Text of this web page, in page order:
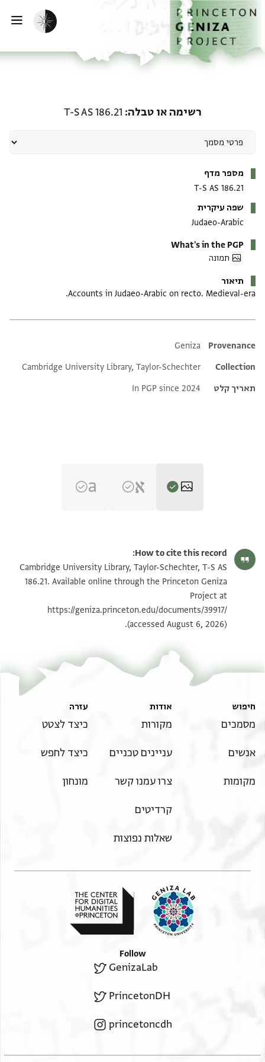
לתוכןהבית
הפעלת מצב כהה
רשימה או טבלה T-S AS 186.21
מספר מדף
T-S AS 186.21
שפה עיקרית
Judaeo-Arabic
What's in the PGP
תמונה
תיאור
Accounts in Judaeo-Arabic on recto. Medieval-era.
Additional metadata
Provenance
Geniza
Collection
Cambridge University Library, Taylor-Schechter
תאריך קלט
In PGP since 2024
T-S AS 186.21 1v הגדל וסובב
תנאי היתר שימוש בתצלום
How to cite this record:
Cambridge University Library, Taylor-Schechter, T-S AS
186.21. Available online through the Princeton Geniza
Project at
https://geniza.princeton.edu/documents/39917/
(accessed August 6, 2026).
חיפוש
מסמכים
אנשים
מקומות
אודות
מקורות
עניינים טכניים
צרו עמנו קשר
קרדיטים
שאלות נפוצות
עזרה
כיצד לצטט
כיצד לחפש
מונחון
Follow
GenizaLab
PrincetonDH
princetoncdh